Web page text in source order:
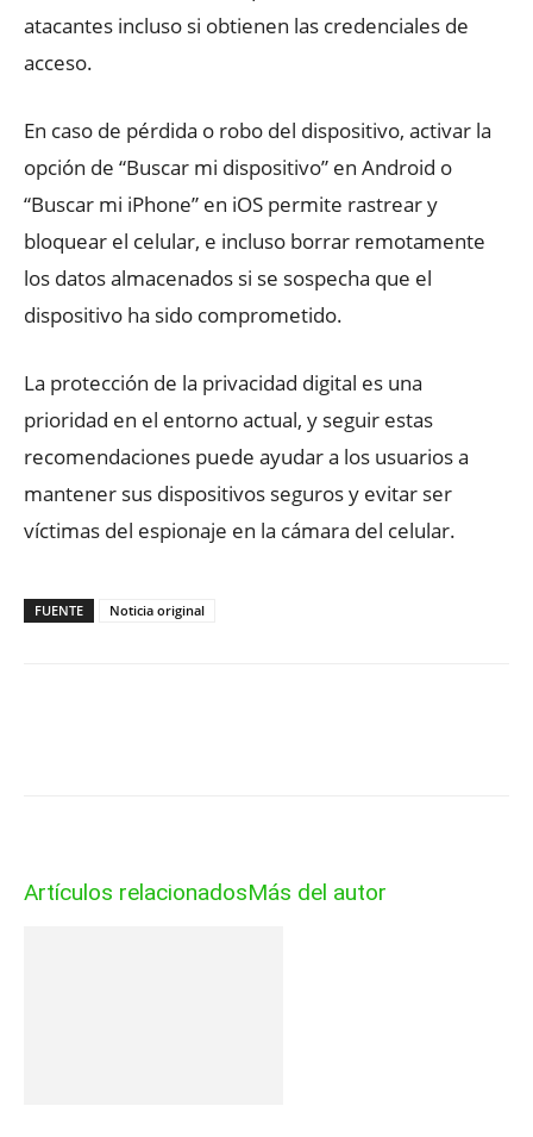
atacantes incluso si obtienen las credenciales de
acceso.
En caso de pérdida o robo del dispositivo, activar la
opción de “Buscar mi dispositivo” en Android o
“Buscar mi iPhone” en iOS permite rastrear y
bloquear el celular, e incluso borrar remotamente
los datos almacenados si se sospecha que el
dispositivo ha sido comprometido.
La protección de la privacidad digital es una
prioridad en el entorno actual, y seguir estas
recomendaciones puede ayudar a los usuarios a
mantener sus dispositivos seguros y evitar ser
víctimas del espionaje en la cámara del celular.
FUENTE Noticia original
Artículos relacionadosMás del autor